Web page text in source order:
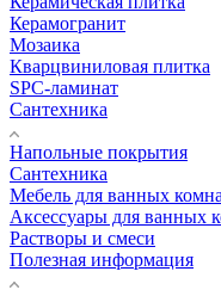
Керамогранит
Мозаика
Кварцвиниловая плитка
SPC-ламинат
Сантехника
Напольные покрытия
Сантехника
Мебель для ванных
Аксессуары для ванных
Растворы и смеси
Полезная информация